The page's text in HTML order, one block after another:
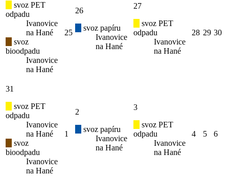
svoz PET
odpadu
Ivanovice
na Hané
svoz
bioodpadu
Ivanovice
na Hané
25
26
svoz papíru
Ivanovice
na Hané
27
svoz PET
odpadu
Ivanovice
na Hané
28 29 30
31
svoz PET
odpadu
Ivanovice
na Hané
svoz
bioodpadu
Ivanovice
na Hané
1
2
svoz papíru
Ivanovice
na Hané
3
svoz PET
odpadu
Ivanovice
na Hané
4 5 6